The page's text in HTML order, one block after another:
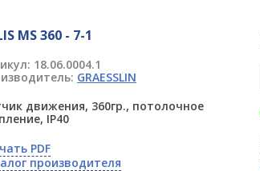
MS 360 - 7-1
18.06.0004.1
GRAESSLIN
движения, 360гр., потолочное
IP40
PDF
производителя